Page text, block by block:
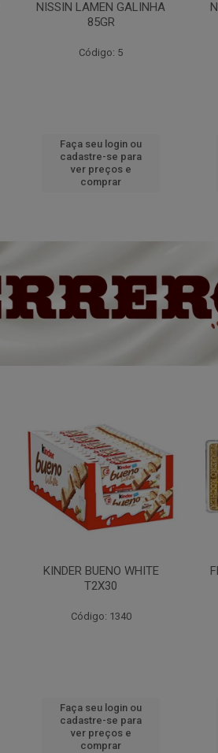
NISSIN LAMEN GALINHA
85GR
Código: 5
Faça seu login ou
cadastre-se para
ver preços e
comprar
KINDER BUENO WHITE
T2X30
Código: 1340
Faça seu login ou
cadastre-se para
ver preços e
comprar